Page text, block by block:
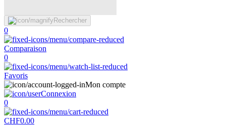
Rechercher
0
Comparaison
0
Favoris
Mon compte
Connexion
0
CHF0.00